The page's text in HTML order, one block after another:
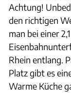
Achtung!
den richtigen
man bei einer
Rhein entlang.
Platz gibt es
Warme Küche